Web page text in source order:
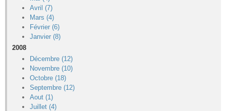
Avril (7)
Mars (4)
Février (6)
Janvier (8)
2008
Décembre (12)
Novembre (10)
Octobre (18)
Septembre (12)
Aout (1)
Juillet (4)